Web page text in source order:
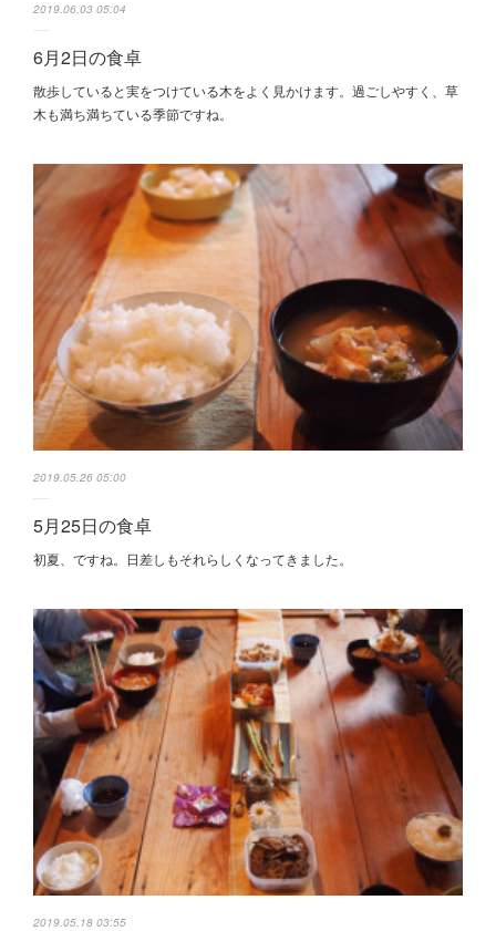
2019.06.03 05:04
6月2日の食卓
散歩していると実をつけている木をよく見かけます。過ごしやすく、草
木も満ち満ちている季節ですね。
2019.05.26 05:00
5月25日の食卓
初夏、ですね。日差しもそれらしくなってきました。
2019.05.18 03:55